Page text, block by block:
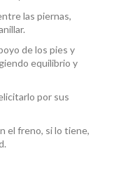
las piernas,
de los pies y
equilibrio y
por sus
el freno, si lo tiene,